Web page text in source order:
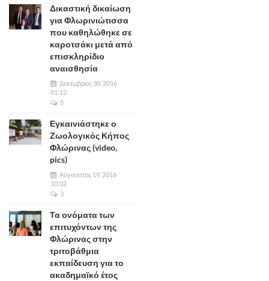
Δικαστική δικαίωση
για Φλωρινιώτισσα
που καθηλώθηκε σε
καροτσάκι μετά από
επισκληρίδιο
αναισθησία
Δεκέμβριος 30, 2016
01:12
5
Εγκαινιάστηκε ο
Ζωολογικός Κήπος
Φλώρινας (video,
pics)
Αύγουστος 19, 2016
10:02
3
Τα ονόματα των
επιτυχόντων της
Φλώρινας στην
τριτοβάθμια
εκπαίδευση για το
ακαδημαϊκό έτος